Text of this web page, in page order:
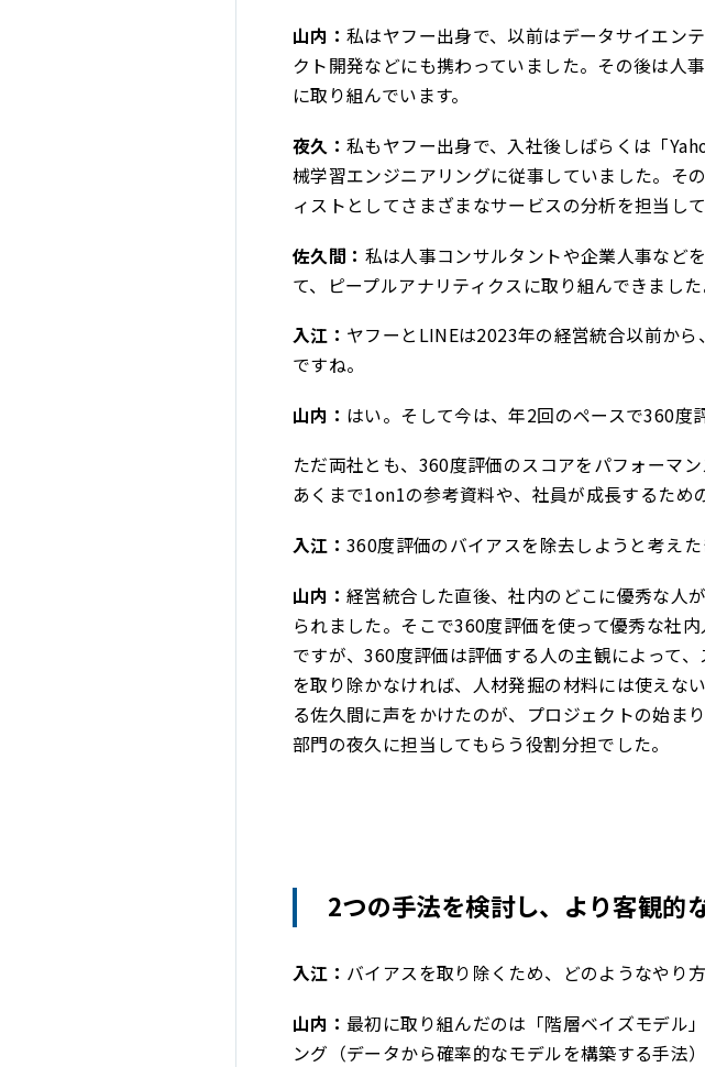
山内：私はヤフー出身で、以前はデータサイエン
クト開発などにも携わっていました。その後は人
に取り組んでいます。
夜久：私もヤフー出身で、入社後しばらくは「
械学習エンジニアリングに従事していました。そ
ィストとしてさまざまなサービスの分析を担当して
佐久間： 私は人事コンサルタントや企業人事など
て、ピープルアナリティクスに取り組んできました
入江： ヤフーとLINEは2023年の経営統合以前か
ですね。
山内： はい。そして今は、年2回のペースで360度
ただ両社とも、360度評価のスコアをパフォーマ
あくまで1on1の参考資料や、社員が成長するため
入江：360度評価のバイアスを除去しようと考えた
山内：経営統合した直後、社内のどこに優秀な人
られました。そこで360度評価を使って優秀な社
ですが、360度評価は評価する人の主観によって
を取り除かなければ、人材発掘の材料には使えな
る佐久間に声をかけたのが、プロジェクトの始ま
部門の夜久に担当してもらう役割分担でした。
2つの手法を検討し、より客観的
入江： バイアスを取り除くため、どのようなやり
山内： 最初に取り組んだのは「階層ベイズモデル
ング（データから確率的なモデルを構築する手法